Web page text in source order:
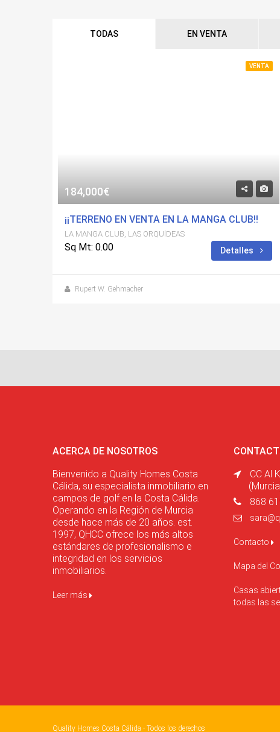
TODAS EN VENTA
VENTA
184,000€
¡¡TERRENO EN VENTA EN LA MANGA CLUB!!
LA MANGA CLUB, LAS ORQUÍDEAS
Sq Mt: 0.00 Detalles
Rupert W. Gehmacher
ACERCA DE NOSOTROS
Bienvenido a Quality Homes Costa
Cálida, su especialista inmobiliario en
campos de golf en la Costa Cálida.
Operando en la Región de Murcia
desde hace más de 20 años. est.
1997, QHCC ofrece los más altos
estándares de profesionalismo e
integridad en los servicios
inmobiliarios.
Leer más
CC Al
868
Contacto
Mapa del
Casas
todas las
Quality Homes Costa Cálida - Todos los derechos